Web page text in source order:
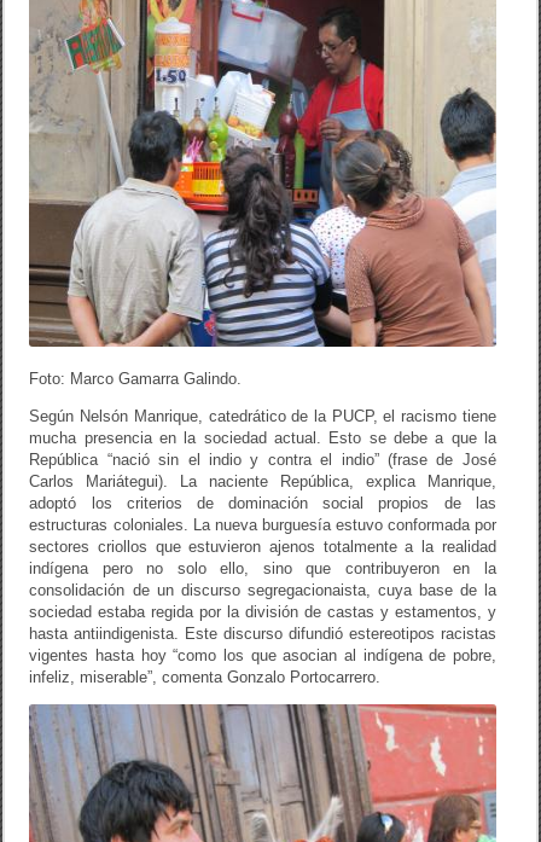
Foto: Marco Gamarra Galindo.
Según Nelsón Manrique, catedrático de la PUCP, el racismo tiene
mucha presencia en la sociedad actual. Esto se debe a que la
República “nació sin el indio y contra el indio” (frase de José
Carlos Mariátegui). La naciente República, explica Manrique,
adoptó los criterios de dominación social propios de las
estructuras coloniales. La nueva burguesía estuvo conformada por
sectores criollos que estuvieron ajenos totalmente a la realidad
indígena pero no solo ello, sino que contribuyeron en la
consolidación de un discurso segregacionaista, cuya base de la
sociedad estaba regida por la división de castas y estamentos, y
hasta antiindigenista. Este discurso difundió estereotipos racistas
vigentes hasta hoy “como los que asocian al indígena de pobre,
infeliz, miserable”, comenta Gonzalo Portocarrero.